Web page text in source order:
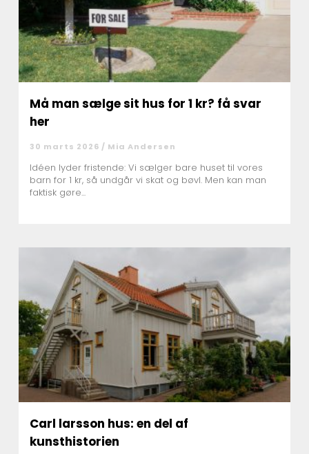
Må man sælge sit hus for 1 kr? få svar
her
30 marts 2026 / Mia Andersen
Idéen lyder fristende: Vi sælger bare huset til vores
barn for 1 kr, så undgår vi skat og bøvl. Men kan man
faktisk gøre...
Carl larsson hus: en del af
kunsthistorien